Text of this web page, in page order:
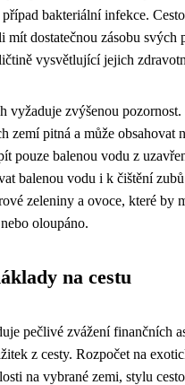
bakteriální infekce.
dostatečnou zásobu svých
vysvětlující jejich
vyžaduje zvýšenou pozornost.
zemí pitná a může obsahovat
pouze balenou vodu z
balenou vodu i k čištění
zeleniny a ovoce, které by
oloupáno.
na cestu
pečlivé zvážení finančních
z cesty. Rozpočet na
na vybrané zemi, stylu